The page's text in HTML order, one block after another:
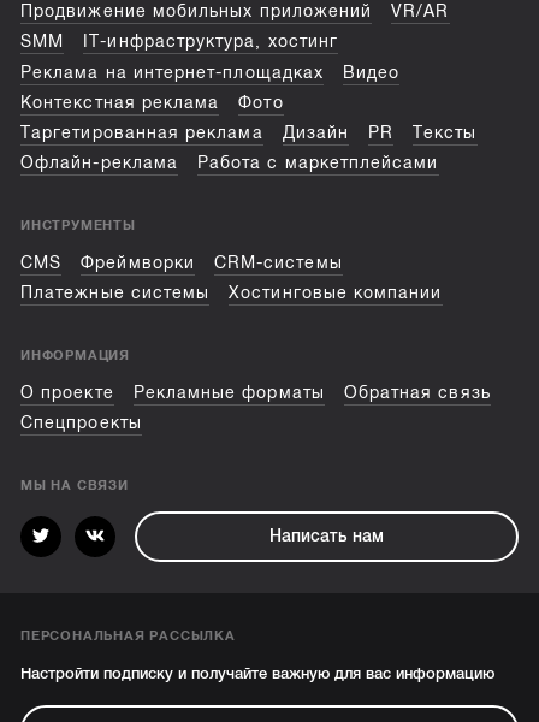
Продвижение мобильных приложений
VR/AR
SMM
IT-инфраструктура, хостинг
Реклама на интернет-площадках
Видео
Контекстная реклама
Фото
Таргетированная реклама
Дизайн PR
Тексты
Офлайн-реклама
Работа с маркетплейсами
ИНСТРУМЕНТЫ
CMS Фреймворки
CRM-системы
Платежные системы
Хостинговые компании
ИНФОРМАЦИЯ
О проекте Рекламные форматы
Обратная связь
Спецпроекты
МЫ НА СВЯЗИ
Написать нам
ПЕРСОНАЛЬНАЯ РАССЫЛКА
Настройти подписку и получайте важную для вас информацию